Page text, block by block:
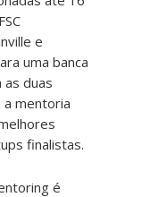
e
uma banca
duas
a mentoria
finalistas.
é